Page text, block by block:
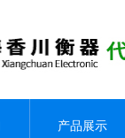
产品展示